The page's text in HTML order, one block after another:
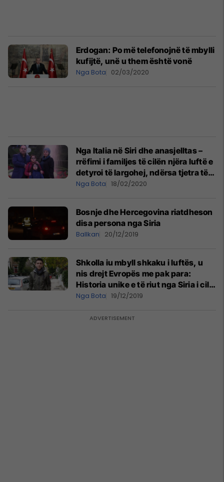
Erdogan: Po më telefonojnë të mbylli
kufijtë, unë u them është vonë
Nga Bota 02/03/2020
Nga Italia në Siri dhe anasjelltas –
rrëfimi i familjes të cilën njëra luftë e
detyroi të largohej, ndërsa tjetra të
kthehej në vendin e origjinës
Nga Bota 18/02/2020
Bosnje dhe Hercegovina riatdheson
disa persona nga Siria
Ballkan 20/12/2019
Shkolla iu mbyll shkaku i luftës, u
nis drejt Evropës me pak para:
Historia unike e të riut nga Siria i cili
përfundoi në Britani
Nga Bota 19/12/2019